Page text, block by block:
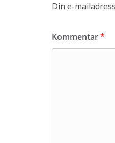
Din e-
Kommentar*